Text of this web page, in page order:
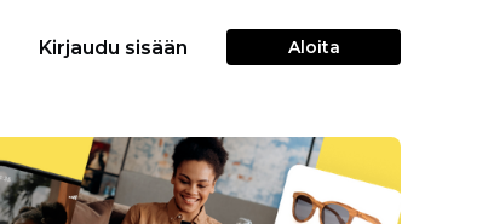
Kirjaudu sisään Aloita